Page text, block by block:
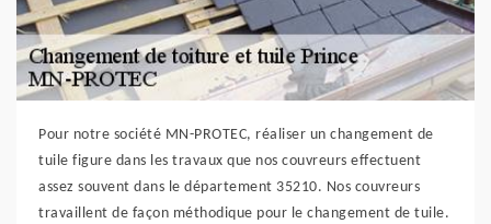
Pour notre société MN-PROTEC, réaliser un changement de
tuile figure dans les travaux que nos couvreurs effectuent
assez souvent dans le département 35210. Nos couvreurs
travaillent de façon méthodique pour le changement de tuile.